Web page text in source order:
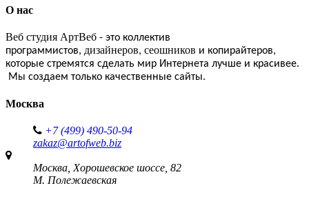
О нас
Веб студия АртВеб - это коллектив
программистов, дизайнеров, сеошников и копирайтеров,
которые стремятся сделать мир Интернета лучше и красивее.
Мы создаем только качественные сайты.
Москва
+7 (499) 490-50-94
zakaz@artofweb.biz
Москва, Хорошевское шоссе, 82
М. Полежаевская